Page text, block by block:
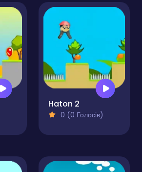
Haton 2
0 (0 Голосів)